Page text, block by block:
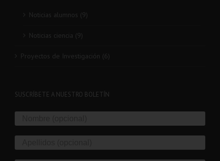
Noticias alumnos (9)
Noticias ciencia (9)
Proyectos de Investigación (6)
SUSCRÍBETE A NUESTRO BOLETÍN